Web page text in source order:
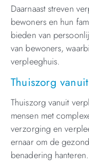
Daarnaast streven
bewoners en hun
bieden van
van bewoners,
verpleeghuis.
Thuiszorg
Thuiszorg vanuit
mensen met
verzorging en
ernaar om de
benadering hanteren.